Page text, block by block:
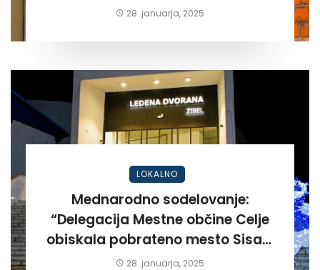
28. januarja, 2025
LOKALNO
Mednarodno sodelovanje:
“Delegacija Mestne občine Celje
obiskala pobrateno mesto Sisak.
Po dooolgem času!”
28. januarja, 2025